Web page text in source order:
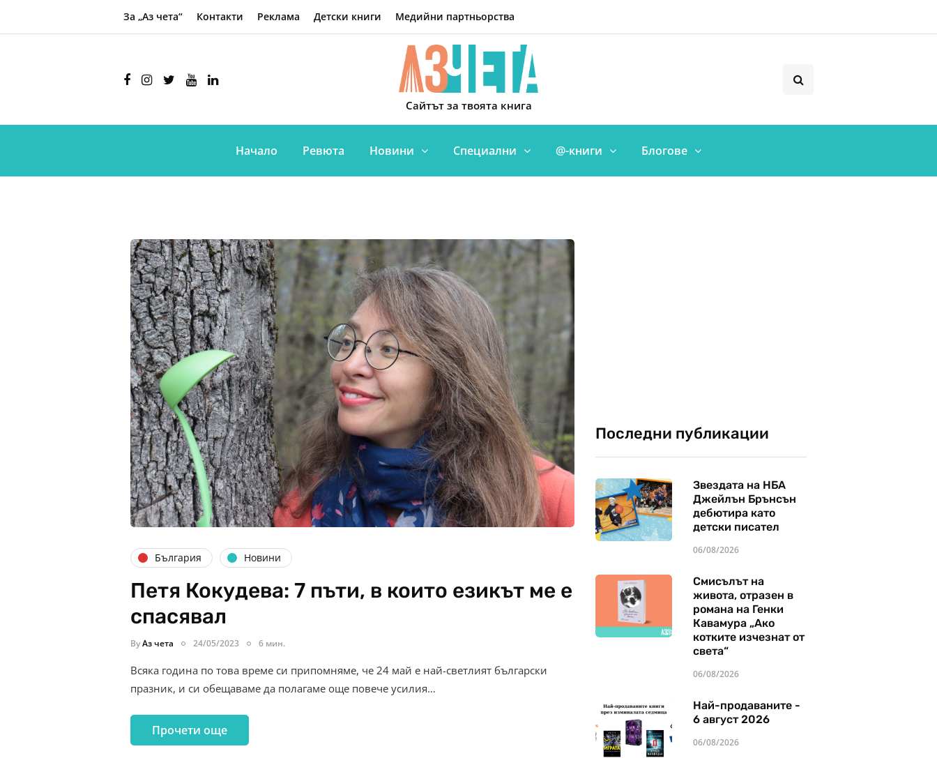
За „Аз чета“ Контакти Реклама Детски книги Медийни партньорства
Сайтът за твоята книга
Начало Ревюта Новини Специални @-книги Блогове
България Новини
Петя Кокудева: 7 пъти, в които езикът ме е
спасявал
ByАз чета 24/05/2023 6 мин.
Всяка година по това време си припомняме, че 24 май е най-светлият български
празник, и си обещаваме да полагаме още повече усилия…
Прочети още
Последни публикации
Звездата на НБА
Джейлън Брънсън
дебютира като
детски писател
06/08/2026
Смисълът на
живота, отразен в
романа на Генки
Кавамура „Ако
котките изчезнат от
света“
06/08/2026
Най-продаваните -
6 август 2026
06/08/2026